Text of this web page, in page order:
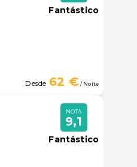
Fantástico
Desde 62 €/ Noite
NOTA
9,1
Fantástico